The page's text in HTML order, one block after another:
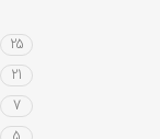
25
21
7